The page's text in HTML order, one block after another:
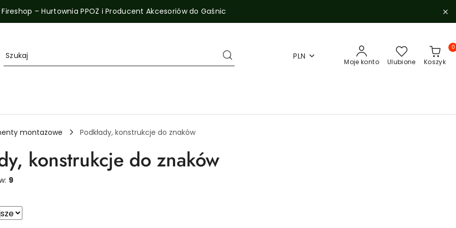
Fireshop – Hurtownia PPOŻ i Producent Akcesoriów do Gaśnic
PLN
Moje konto Ulubione Koszyk
0
montażowe Podkłady, konstrukcje do znaków
konstrukcje do znaków
9